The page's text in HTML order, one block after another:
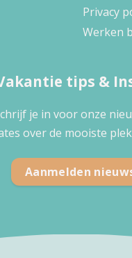
Privacy
Werken
tips &
je in voor onze
over de mooiste
Aanmelden